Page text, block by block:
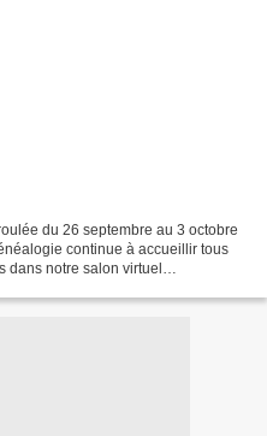
du 26 septembre au 3 octobre
continue à accueillir tous
dans notre salon virtuel